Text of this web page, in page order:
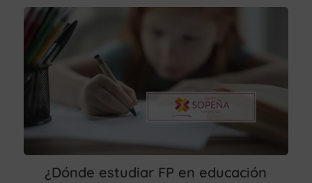
¿Dónde estudiar FP en educación